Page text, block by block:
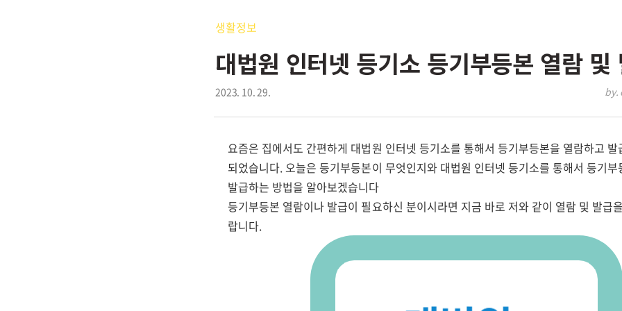
생활정보
대법원 인터넷 등기소 등기부등본 열람 및
2023. 10. 29. by.
요즘은 집에서도 간편하게 대법원 인터넷 등기소를 통해서 등기부등본을 열람하고
되었습니다. 오늘은 등기부등본이 무엇인지와 대법원 인터넷 등기소를 통해서 등기
발급하는 방법을 알아보겠습니다
등기부등본 열람이나 발급이 필요하신 분이시라면 지금 바로 저와 같이 열람 및 발급
랍니다.